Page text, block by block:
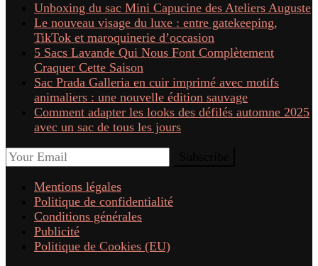
Unboxing du sac Mini Capucine des Ateliers Auguste
Le nouveau visage du luxe : entre gatekeeping,
TikTok et maroquinerie d’occasion
5 Sacs Lavande Qui Nous Font Complètement
Craquer Cette Saison
Sac Prada Galleria en cuir imprimé avec motifs
animaliers : une nouvelle édition sauvage
Comment adapter les looks des défilés automne 2025
avec un sac de tous les jours
Mentions légales
Politique de confidentialité
Conditions générales
Publicité
Politique de Cookies (EU)